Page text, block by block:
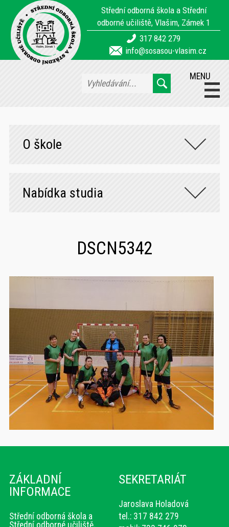
Střední odborná škola a Střední
odborné učiliště, Vlašim, Zámek 1
317 842 279
info@sosasou-vlasim.cz
MENU
O škole
Nabídka studia
DSCN5342
ZÁKLADNÍ
INFORMACE
Střední odborná škola a
SEKRETARIÁT
Jaroslava Holadová
tel.: 317 842 279